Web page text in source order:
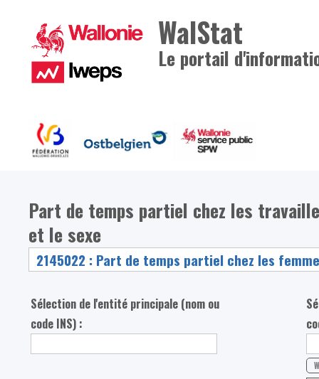
WalStat
Le portail
Part de temps partiel chez les
et le sexe
Sélection de l'entité principale (nom ou
code INS) :